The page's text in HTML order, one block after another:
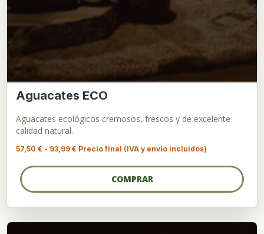
Aguacates ECO
Aguacates ecológicos cremosos, frescos y de excelente
calidad natural.
57,50€ - 93,99€ Rango
93,99 €
Precio final (IVA y envío incluidos)
COMPRAR